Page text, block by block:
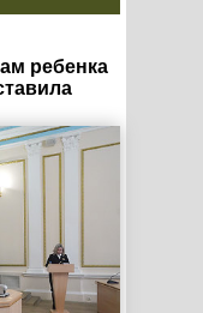
ребенка